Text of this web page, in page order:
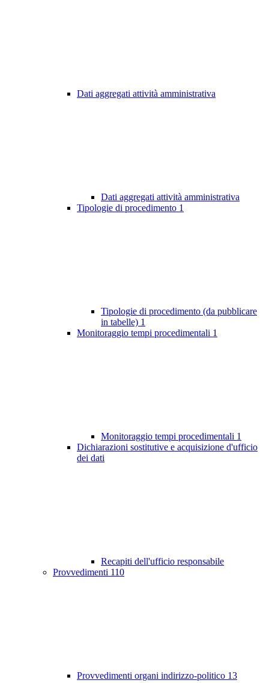
Dati aggregati attività amministrativa
Dati aggregati attività amministrativa
Tipologie di procedimento 1
Tipologie di procedimento (da pubblicare
in tabelle) 1
Monitoraggio tempi procedimentali 1
Monitoraggio tempi procedimentali 1
Dichiarazioni sostitutive e acquisizione d'ufficio
dei dati
Recapiti dell'ufficio responsabile
Provvedimenti 110
Provvedimenti organi indirizzo-politico 13